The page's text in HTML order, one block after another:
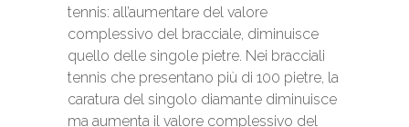
tennis: all’aumentare del valore
complessivo del bracciale, diminuisce
quello delle singole pietre. Nei bracciali
tennis che presentano più di 100 pietre, la
caratura del singolo diamante diminuisce
ma aumenta il valore complessivo del